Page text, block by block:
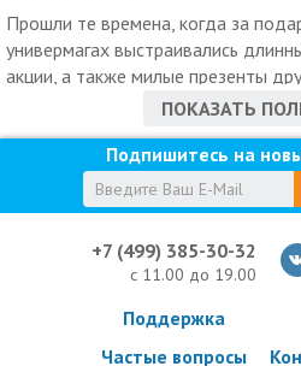
Прошли те времена, когда за
универмагах выстраивались
акции, а также милые презенты
делать хоть каждый день.
Подарки на день рождения:
Задумались, что приобрести
совместной жизни или ищете
сюрпризов и эффектных,
не оставят вас без выгодных
В интернет-магазинах на нашем
заманчивых предложений для
ПОКАЗАТЬ
Подпишитесь на
+7 (499) 385-30-32
с 11.00 до 19.00
Поддержка
Частые вопросы